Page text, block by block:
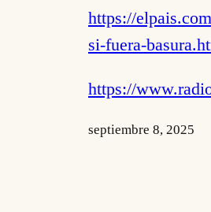
https://
si-fuera-
https://
septiembre 8, 2025